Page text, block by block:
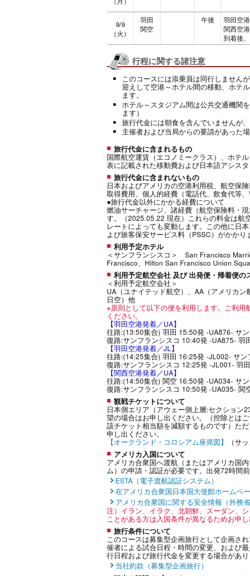
9/9
（火）
羽田
関空
午後
羽田空
関西空
到着後
行程に関する諸注意
このコースには添乗員は同行しません
迎えして空港～ホテル間の移動、ホテ
ます。
ホテル～スタジアム間は公共交通機関
ます）
旅行代金には朝食を含んでいませんが
主催者および当局からの要請があった
旅行代金に含まれるもの
国際航空運賃（エコノミークラス）、ホテ
表に記載された移動費および日本語アシス
旅行代金に含まれないもの
日本およびアメリカの空港利用税、航空保
取得費用、個人的経費（電話代、飲食代等、
●旅行代金以外にかかる経費について
燃油サーチャージ、諸経費（航空保険料・
す。（2025.05.22 現在）これらの料金は航
レートによっても変動します。この他に日
よび旅客保安サービス料（PSSC）がかか
利用予定ホテル
＜サンフランシスコ＞ San Francisco
Francisco、Hilton San Francisco Union
利用予定航空会社 及び 出発便・帰着便の
＜利用予定航空会社＞
UA（ユナイテッド航空）、AA（アメリカ
日空）他
※原則として以下の便を利用します。ご利
ください。
【羽田空港発着／UA】
往路:(13:50集合) 羽田 15:50発 -UA876- サ
復路:サンフランシスコ 10:40発 -UA875- 羽
【羽田空港発着／JL】
往路:(14:25集合) 羽田 16:25発 -JL002- サ
復路:サンフランシスコ 12:25発 -JL001- 羽
【関西空港発着／UA】
往路:(14:50集合) 関空 16:50発 -UA034- サ
復路:サンフランシスコ 10:50発 -UA035- 関
観戦チケットについて
日本側エリア（アウェー側上層:セクション
望の場合はお申し出ください。（控除とは
該チケット相当額を減額するものです）た
申し出ください。
【オークランド・コロシアム座席図】
（サ
アメリカ入国について
アメリカ合衆国へ渡航（またはアメリカ国
ム）の申請・認証が必要です。出発72時間
ESTA（電子渡航認証システム）
在アメリカ合衆国日本国大使館ホームペ
アメリカ合衆国に関する安全情報（外務省
注）イラン、イラク、北朝鮮、スーダン、
ことがある方は入国条件が異なるためお申し
旅行条件について
このコースは募集型企画旅行として企画さ
催者による試合日程・時間の変更、および
行日程および旅行代金を変更する場合があり
当社約款（募集型企画旅行）